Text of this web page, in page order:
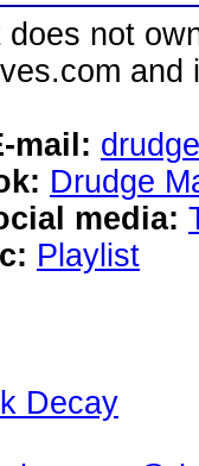
not
mail:
Drudge
media:
Playlist
Decay